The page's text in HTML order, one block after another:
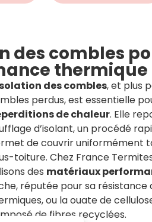
des combles
des combles, et plus
perdus, est essentielle
de chaleur. Elle
d’isolant, un procédé
de couvrir uniformément
toiture. Chez France
des matériaux
réputée pour sa résistance
ou la ouate de
de fibres recyclées.